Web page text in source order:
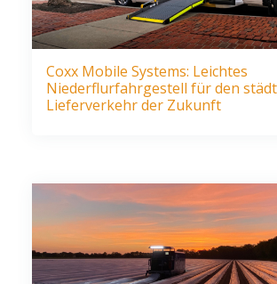
Coxx Mobile Systems: Leichtes
Niederflurfahrgestell für den
Lieferverkehr der Zukunft